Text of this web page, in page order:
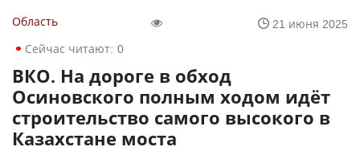
Область
21 июня 2025
Сейчас читают: 0
ВКО. На дороге в обход
Осиновского полным ходом идёт
строительство самого высокого в
Казахстане моста